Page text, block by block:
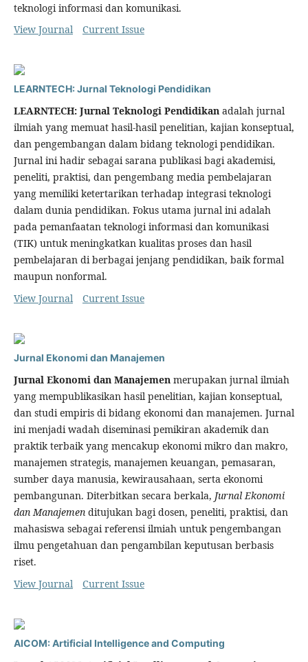
teknologi informasi dan komunikasi.
View Journal
Current Issue
LEARNTECH: Jurnal Teknologi Pendidikan
LEARNTECH: Jurnal Teknologi Pendidikanadalah jurnal
ilmiah yang memuat hasil-hasil penelitian, kajian konseptual,
dan pengembangan dalam bidang teknologi pendidikan.
Jurnal ini hadir sebagai sarana publikasi bagi akademisi,
peneliti, praktisi, dan pengembang media pembelajaran
yang memiliki ketertarikan terhadap integrasi teknologi
dalam dunia pendidikan. Fokus utama jurnal ini adalah
pada pemanfaatan teknologi informasi dan komunikasi
(TIK) untuk meningkatkan kualitas proses dan hasil
pembelajaran di berbagai jenjang pendidikan, baik formal
maupun nonformal.
View Journal
Current Issue
Jurnal Ekonomi dan Manajemen
Jurnal Ekonomi dan Manajemenmerupakan jurnal ilmiah
yang mempublikasikan hasil penelitian, kajian konseptual,
dan studi empiris di bidang ekonomi dan manajemen. Jurnal
ini menjadi wadah diseminasi pemikiran akademik dan
praktik terbaik yang mencakup ekonomi mikro dan makro,
manajemen strategis, manajemen keuangan, pemasaran,
sumber daya manusia, kewirausahaan, serta ekonomi
pembangunan. Diterbitkan secara berkala, Jurnal Ekonomi
dan Manajemenditujukan bagi dosen, peneliti, praktisi, dan
mahasiswa sebagai referensi ilmiah untuk pengembangan
ilmu pengetahuan dan pengambilan keputusan berbasis
riset.
View Journal
Current Issue
AICOM: Artificial Intelligence and Computing